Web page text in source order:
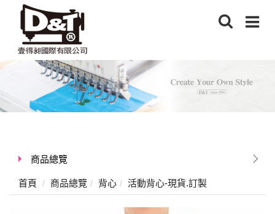
商品總覽
首頁 商品總覽 背心 活動背心-現貨.訂製